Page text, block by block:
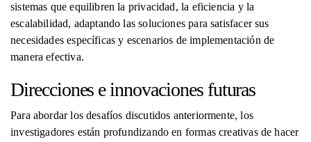
sistemas que equilibren la privacidad, la eficiencia y la
escalabilidad, adaptando las soluciones para satisfacer sus
necesidades específicas y escenarios de implementación de
manera efectiva.
Direcciones e innovaciones futuras
Para abordar los desafíos discutidos anteriormente, los
investigadores están profundizando en formas creativas de hacer